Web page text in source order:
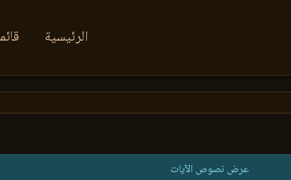
الرئيسية
عرض نصوص الآيات